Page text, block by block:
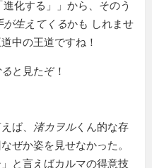
進化する
」から、そのう
が生えてくるかも しれませ
道中の王道ですね！
と見たぞ！
ば、 渚カヲルくん的な存
ぜか姿を見せなかった。
と言えばカルマの得意技